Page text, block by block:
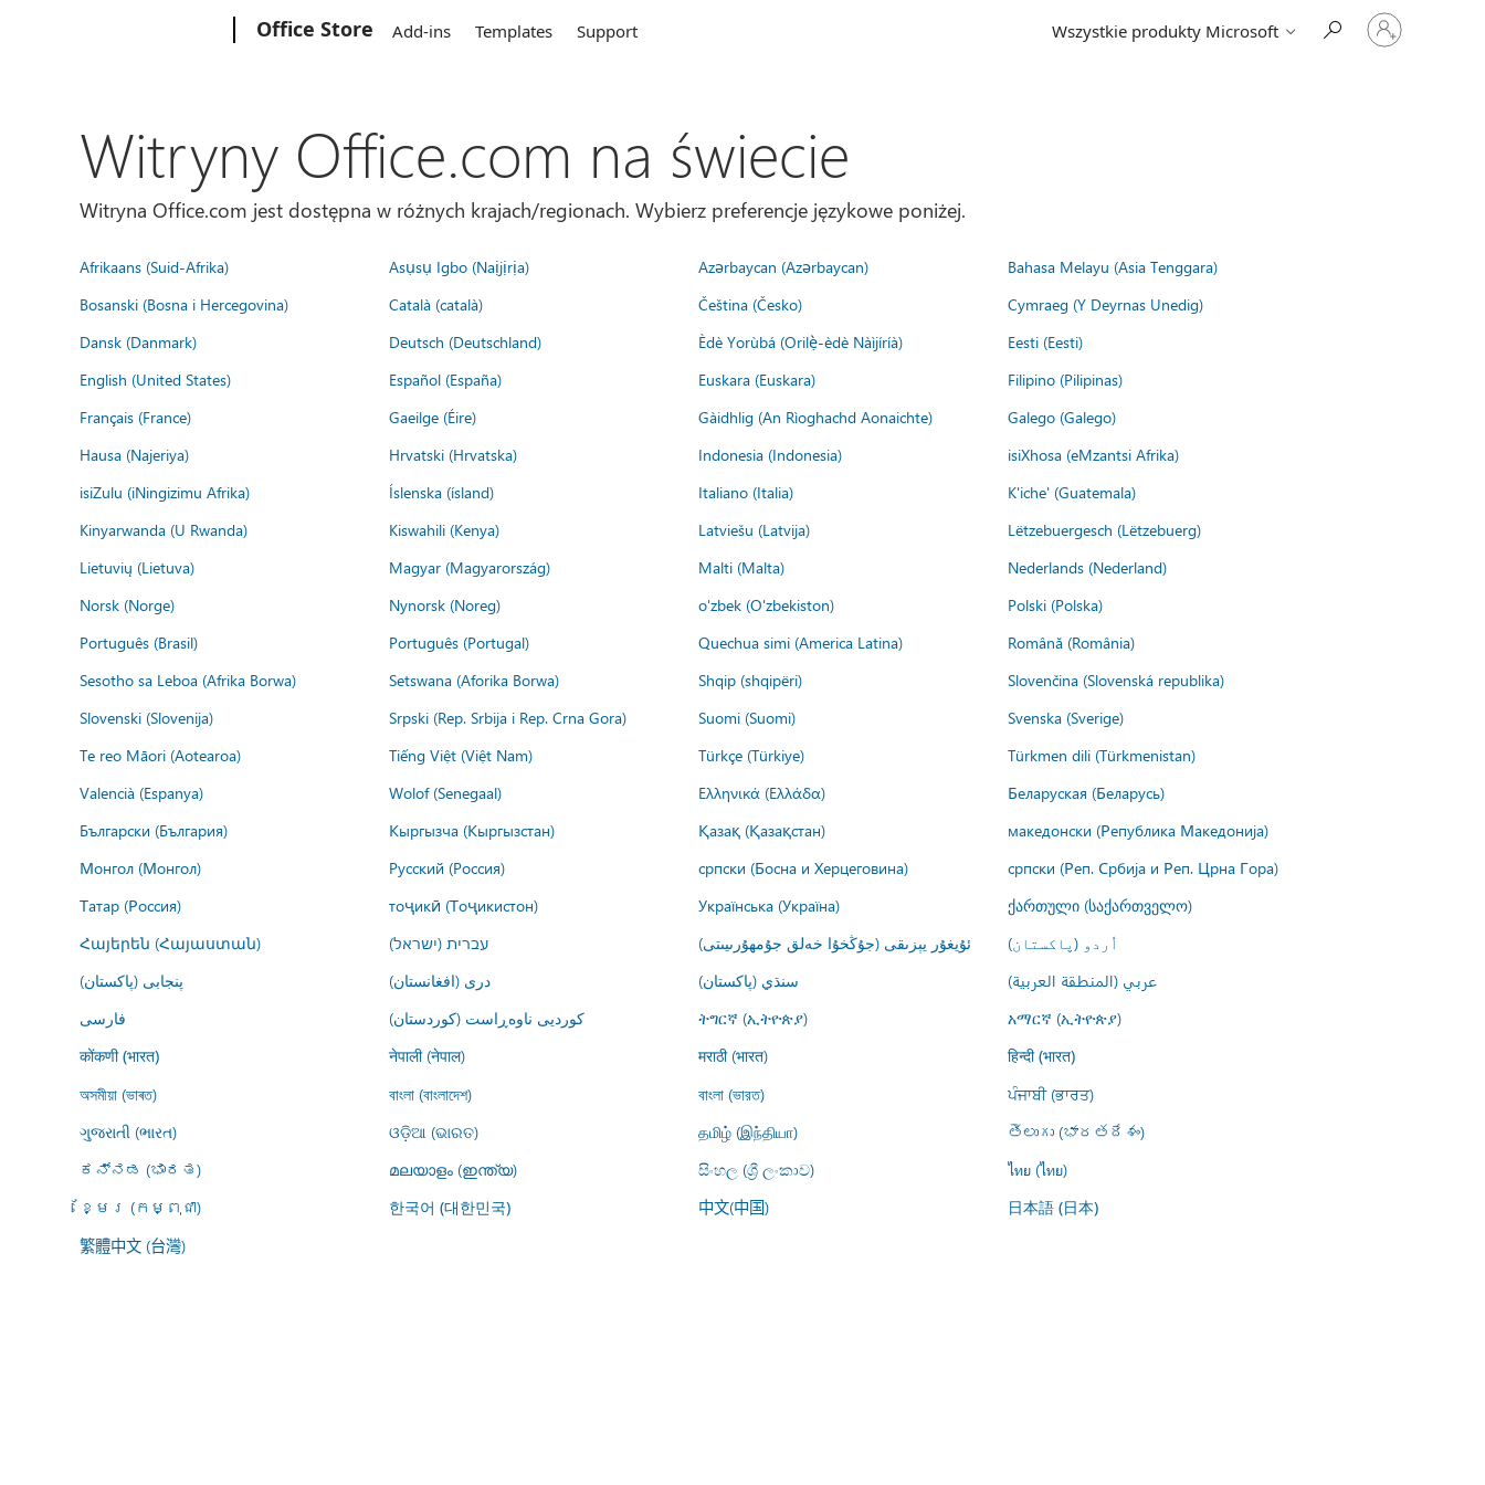
Office Store Add-ins Templates Support Wszystkie produkty Microsoft
Zaloguj
się
Witryny Office.com na świecie
Witryna Office.com jest dostępna w różnych krajach/regionach. Wybierz preferencje językowe poniżej.
Afrikaans (Suid-Afrika) Asụsụ Igbo (Naịjịrịa) Azərbaycan (Azərbaycan)
Bahasa Melayu (Asia Tenggara)
Bosanski (Bosna i Hercegovina)
Català (català) Čeština (Česko)
Cymraeg (Y Deyrnas Unedig)
Dansk (Danmark)
Deutsch (Deutschland) Èdè Yorùbá (Orilẹ̀-èdè Nàìjíríà)
Eesti (Eesti)
English (United States)
Español (España) Euskara (Euskara)
Filipino (Pilipinas)
Français (France)
Gaeilge (Éire) Gàidhlig (An Rìoghachd Aonaichte)
Galego (Galego)
Hausa (Najeriya)
Hrvatski (Hrvatska) Indonesia (Indonesia)
isiXhosa (eMzantsi Afrika)
isiZulu (iNingizimu Afrika)
Íslenska (ísland) Italiano (Italia)
K'iche' (Guatemala)
Kinyarwanda (U Rwanda)
Kiswahili (Kenya) Latviešu (Latvija)
Lëtzebuergesch (Lëtzebuerg)
Lietuvių (Lietuva)
Magyar (Magyarország) Malti (Malta)
Nederlands (Nederland)
Norsk (Norge)
Nynorsk (Noreg) o'zbek (O'zbekiston)
Polski (Polska)
Português (Brasil)
Português (Portugal) Quechua simi (America Latina)
Română (România)
Sesotho sa Leboa (Afrika Borwa)
Setswana (Aforika Borwa) Shqip (shqipëri)
Slovenčina (Slovenská republika)
Slovenski (Slovenija)
Srpski (Rep. Srbija i Rep. Crna Gora) Suomi (Suomi)
Svenska (Sverige)
Te reo Māori (Aotearoa)
Tiếng Việt (Việt Nam) Türkçe (Türkiye)
Türkmen dili (Türkmenistan)
Valencià (Espanya)
Wolof (Senegaal) Ελληνικά (Ελλάδα)
Беларуская (Беларусь)
Български (България)
Кыргызча (Кыргызстан) Қазақ (Қазақстан)
македонски (Република Македонија)
Монгол (Монгол)
Русский (Россия) српски (Босна и Херцеговина)
српски (Реп. Србија и Реп. Црна Гора)
Татар (Россия)
тоҷикӣ (Тоҷикистон) Українська (Україна)
ქართული (საქართველო)
Հայերեն (Հայաստան)
עברית (ישראל) ئۇيغۇر يېزىقى (جۇڭخۇا خەلق جۇمھۇرىيىتى)
اُردو (پاکستان)
پنجابی (پاکستان)
درى (افغانستان) سنڌي (پاکستان)
عربي (المنطقة العربية)
فارسى
کوردیی ناوەڕاست (کوردستان) ትግርኛ (ኢትዮጵያ) አማርኛ (ኢትዮጵያ)
कोंकणी (भारत) नेपाली (नेपाल) मराठी (भारत) हिन्दी (भारत)
অসমীয়া (ভাৰত) বাংলা (বাংলাদেশ) বাংলা (ভারত)
ਪੰਜਾਬੀ (ਭਾਰਤ)
ગુજરાતી (ભારત)
ଓଡ଼ିଆ (ଭାରତ) தமிழ் (இந்தியா)
తెలుగు (భారతదేశం)
ಕನ್ನಡ (ಭಾರತ)
മലയാളം (ഇന്ത്യ) සිංහල (ශ්‍රී ලංකාව)
ไทย (ไทย)
ខ្មែរ (កម្ពុជា)
한국어 (대한민국) 中文(中国) 日本語 (日本)
繁體中文 (台灣)